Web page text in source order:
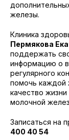
железы.
Клиника
Пермякова
поддержать
информацию о
регулярного
помочь каждой
качество жизни
молочной
Записаться на
400 40 54